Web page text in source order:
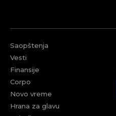
Saopštenja
Vesti
Finansije
Corpo
Novo vreme
Hrana za glavu